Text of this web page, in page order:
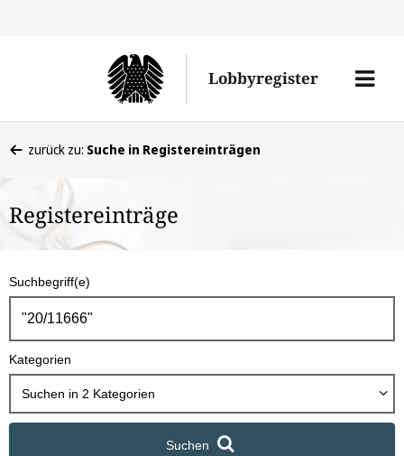
den
Lobbyregister
Menü
befinden
hier:
zurück zu: Suche in Registereinträgen
Registereinträge
u
h
b
x
Suchbegriff(e)
Kategorien
Suchen in 2 Kategorien
Suchen